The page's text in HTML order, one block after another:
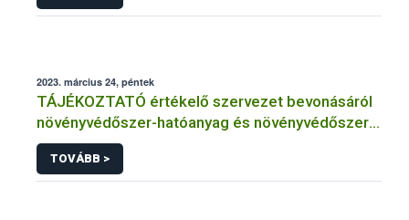
2023. március 24, péntek
TÁJÉKOZTATÓ értékelő szervezet bevonásáról
növényvédőszer-hatóanyag és növényvédőszer
engedélyezésére, továbbá a meglévő engedély
meghosszabbítására vagy módosítására irányuló
eljárásba
TOVÁBB >